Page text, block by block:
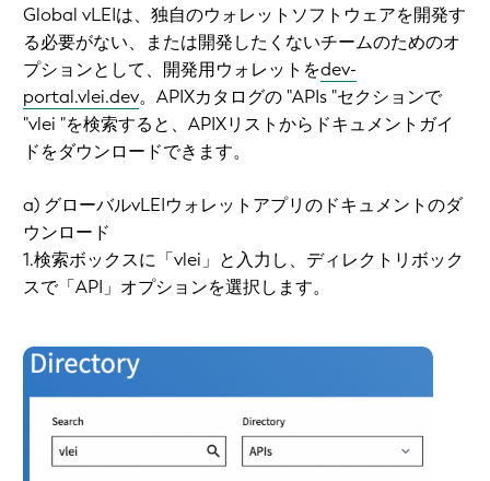
Global vLEIは、独自のウォレットソフトウェアを開発す
る必要がない、または開発したくないチームのためのオ
プションとして、開発用ウォレットをdev-
portal.vlei.dev。APIXカタログの "APIs "セクションで
"vlei "を検索すると、APIXリストからドキュメントガイ
ドをダウンロードできます。
a) グローバルvLEIウォレットアプリのドキュメントのダ
ウンロード
1.検索ボックスに「vlei」と入力し、ディレクトリボック
スで「API」オプションを選択します。